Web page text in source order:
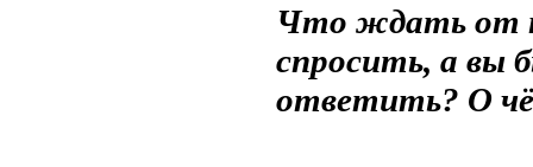
Что ждать от
спросить, а вы
ответить? О